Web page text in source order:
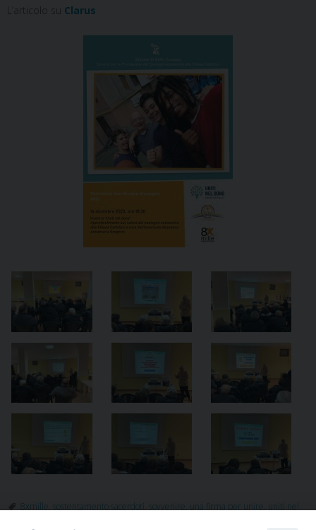
L’articolo su Clarus
8xmille sostentamento sacerdoti sovvenire una firma per unire uniti nel